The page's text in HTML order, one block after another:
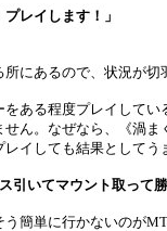
レイします！」
所にあるので、状況が
ある程度プレイして
ん。なぜなら、《渦
イしても結果として
引いてマウント取って
簡単に行かないのが